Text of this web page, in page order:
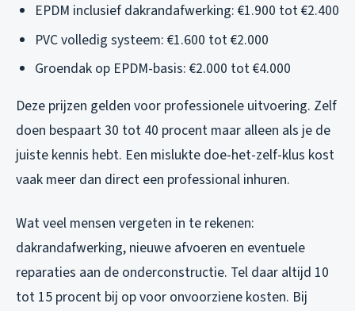
EPDM inclusief dakrandafwerking: €1.900 tot €2.400
PVC volledig systeem: €1.600 tot €2.000
Groendak op EPDM-basis: €2.000 tot €4.000
Deze prijzen gelden voor professionele uitvoering. Zelf
doen bespaart 30 tot 40 procent maar alleen als je de
juiste kennis hebt. Een mislukte doe-het-zelf-klus kost
vaak meer dan direct een professional inhuren.
Wat veel mensen vergeten in te rekenen:
dakrandafwerking, nieuwe afvoeren en eventuele
reparaties aan de onderconstructie. Tel daar altijd 10
tot 15 procent bij op voor onvoorziene kosten. Bij